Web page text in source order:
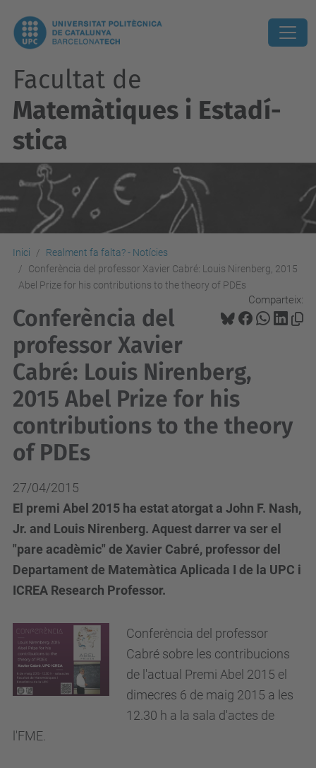
Facultat de
Matemàtiques i Estadí­
stica
Inici
Realment fa falta? - Notícies
Conferència del professor Xavier Cabré: Louis Nirenberg, 2015
Abel Prize for his contributions to the theory of PDEs
Comparteix:
Conferència del
professor Xavier
Cabré: Louis Nirenberg,
2015 Abel Prize for his
contributions to the theory
of PDEs
27/04/2015
El premi Abel 2015 ha estat atorgat a John F. Nash,
Jr. and Louis Nirenberg. Aquest darrer va ser el
"pare acadèmic" de Xavier Cabré, professor del
Departament de Matemàtica Aplicada I de la UPC i
ICREA Research Professor.
Conferència del professor
Cabré sobre les contribucions
de l'actual Premi Abel 2015 el
dimecres 6 de maig 2015 a les
12.30 h a la sala d'actes de
l'FME.